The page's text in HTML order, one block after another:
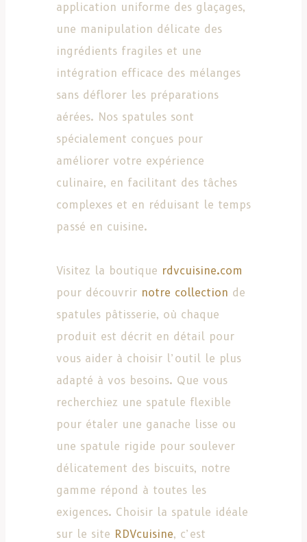
application uniforme des glaçages,
une manipulation délicate des
ingrédients fragiles et une
intégration efficace des mélanges
sans déflorer les préparations
aérées. Nos spatules sont
spécialement conçues pour
améliorer votre expérience
culinaire, en facilitant des tâches
complexes et en réduisant le temps
passé en cuisine.
Visitez la boutique rdvcuisine.com
pour découvrir notre collection de
spatules pâtisserie, où chaque
produit est décrit en détail pour
vous aider à choisir l’outil le plus
adapté à vos besoins. Que vous
recherchiez une spatule flexible
pour étaler une ganache lisse ou
une spatule rigide pour soulever
délicatement des biscuits, notre
gamme répond à toutes les
exigences. Choisir la spatule idéale
sur le site RDVcuisine, c’est